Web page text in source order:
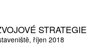
STRATEGIE
říjen 2018